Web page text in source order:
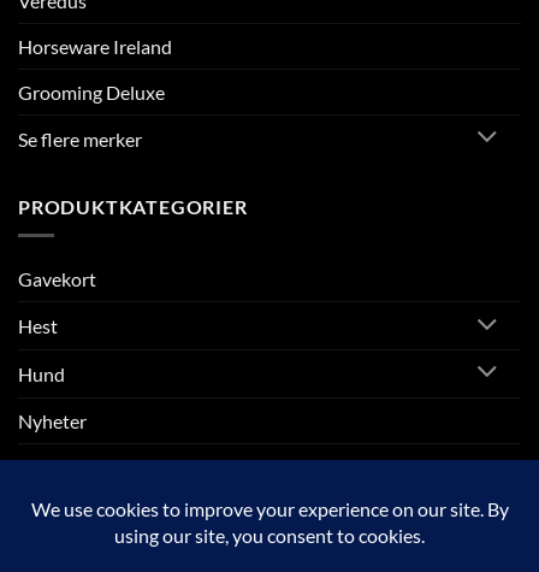
Horseware Ireland
Grooming Deluxe
Se flere merker
PRODUKTKATEGORIER
Gavekort
Hest
Hund
Nyheter
Rytter
SALG